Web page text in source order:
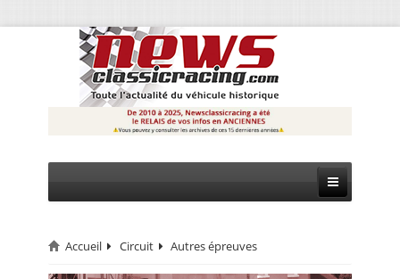
CIRCUIT
Accueil Circuit Autres épreuves